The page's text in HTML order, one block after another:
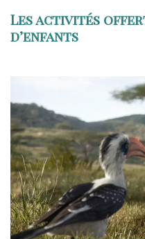
Les activités
d’enfants